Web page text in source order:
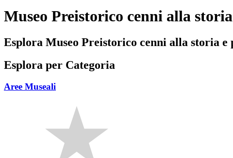
Museo Preistorico cenni alla
Esplora Museo Preistorico cenni alla storia
Esplora per Categoria
Aree Museali